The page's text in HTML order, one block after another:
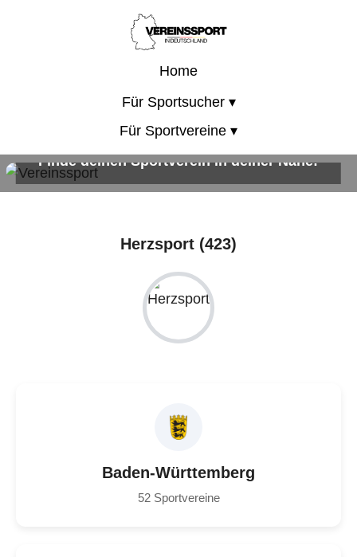
Home
Für Sportsucher ▾
Für Sportvereine ▾
Finde deinen Sportverein in deiner Nähe!
Herzsport (423)
Baden-Württemberg
52 Sportvereine